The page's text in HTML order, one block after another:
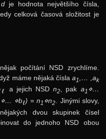
dje hodnota největšího čísla,
celková časová složitost je
počítání NSD zrychlíme.
máme nějaká číslaa1 ,… ,ak
ℓ a jejich NSDn2, pak a1 ⋄…
⋄… ⋄bℓ) = n1 ⋄n2. Jinými slovy,
dvou skupinek čísel
do jednoho NSD obou